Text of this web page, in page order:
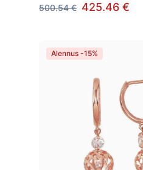
500.54 € 425.46 €
Alennus -15%